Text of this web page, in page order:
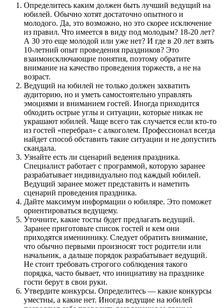
Определитесь каким должен быть лучший ведущий на
юбилей. Обычно хотят достаточно опытного и
молодого. Да, это возможно, но это скорее исключение
из правил. Что имеется в виду под молодым? 18-20 лет?
А 30 это еще молодой или уже нет? И где в 20 лет взять
10-летний опыт проведения праздников? Это
взаимоисключающие понятия, поэтому обратите
внимание на качество проведения торжеств, а не на
возраст.
Ведущий на юбилей не только должен захватить
аудиторию, но и уметь самостоятельно управлять
эмоциями и вниманием гостей. Иногда приходится
обходить острые углы и ситуации, которые никак не
украшают юбилей. Чаще всего так случается если кто-то
из гостей «перебрал» с алкоголем. Профессионал всегда
найдет способ обставить такие ситуации и не допустить
скандала.
Узнайте есть ли сценарий ведения праздника.
Специалист работает с программой, которую заранее
разрабатывает индивидуально под каждый юбилей.
Ведущий заранее может представить и наметить
сценарий проведения праздника.
Дайте максимум информации о юбиляре. Это поможет
ориентироваться ведущему.
Уточните, какие тосты будет предлагать ведущий.
Заранее приготовьте список гостей и кем они
приходятся имениннику. Следует обратить внимание,
что обычно первыми произносят тост родители или
начальник, а дальше порядок разрабатывает ведущий.
Не стоит требовать строгого соблюдения такого
порядка, часто бывает, что инициативу на празднике
гости берут в свои руки.
Утвердите конкурсы. Определитесь — какие конкурсы
уместны, а какие нет. Иногда ведущие на юбилей